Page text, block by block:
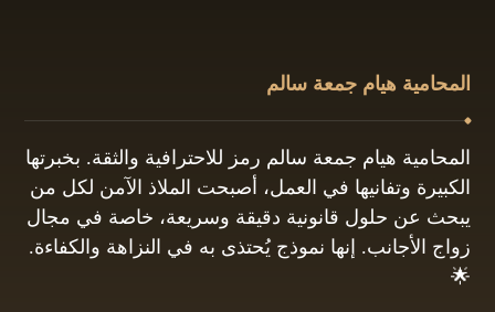
المحامية هيام جمعة سالم
المحامية هيام جمعة سالم رمز للاحترافية والثقة. بخبرتها
الكبيرة وتفانيها في العمل، أصبحت الملاذ الآمن لكل من
يبحث عن حلول قانونية دقيقة وسريعة، خاصة في مجال
زواج الأجانب. إنها نموذج يُحتذى به في النزاهة والكفاءة.
🌟